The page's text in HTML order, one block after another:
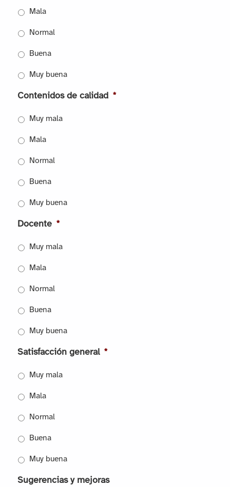
Mala
Normal
Buena
Muy buena
Contenidos de calidad *
Muy mala
Mala
Normal
Buena
Muy buena
Docente *
Muy mala
Mala
Normal
Buena
Muy buena
Satisfacción general *
Muy mala
Mala
Normal
Buena
Muy buena
Sugerencias y mejoras